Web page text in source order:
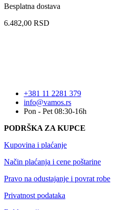
Besplatna dostava
6.482,00 RSD
+381 11 2281 379
info@vamos.rs
Pon - Pet 08:30-16h
PODRŠKA ZA KUPCE
Kupovina i plaćanje
Način plaćanja i cene poštarine
Pravo na odustajanje i povrat robe
Privatnost podataka